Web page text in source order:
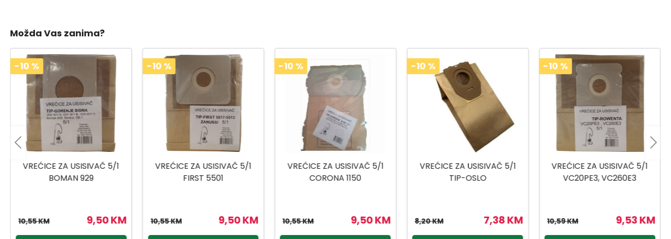
Možda Vas zanima?
-10 %
VREĆICE ZA USISIVAČ 5/1
FIRST 5501
9,50 KM
10,55 KM
-10 %
VREĆICE ZA USISIVAČ 5/1
CORONA 1150
9,50 KM
10,55 KM
-10 %
VREĆICE ZA USISIVAČ 5/1
TIP-OSLO
7,38 KM
8,20 KM
-10 %
VREĆICE ZA USISIVAČ 5/1
VC20PE3, VC260E3
9,53 KM
10,59 KM
-10 %
VREĆICE ZA USISIVAČ 5/1 S-
BAG
9,53 KM
10,59 KM